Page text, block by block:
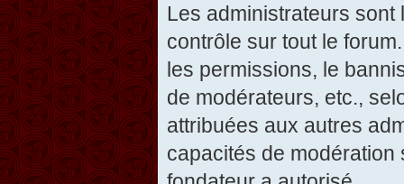
Les administrateurs
contrôle sur tout le
les permissions, le
de modérateurs, etc.,
attribuées aux autres
capacités de modération